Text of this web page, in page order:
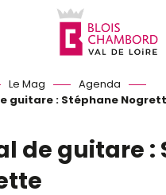
Le Mag
Agenda
guitare : Stéphane
de guitare :